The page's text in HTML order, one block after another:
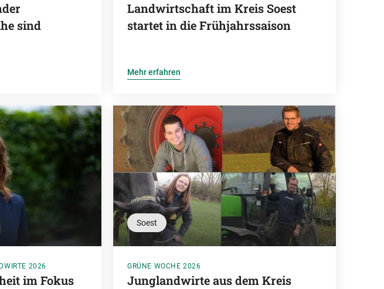
sind
Landwirtschaft im Kreis Soest
startet in die Frühjahrssaison
Mehr erfahren
2026
im Fokus
Soest
GRÜNE WOCHE 2026
Junglandwirte aus dem Kreis